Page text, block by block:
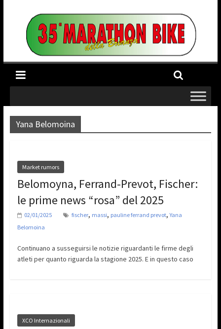
Yana Belomoina
Market rumors
Belomoyna, Ferrand-Prevot, Fischer:
le prime news “rosa” del 2025
02/01/2025 fischer, massi, pauline ferrand prevot,Yana
Belomoina
Continuano a susseguirsi le notizie riguardanti le firme degli
atleti per quanto riguarda la stagione 2025. E in questo caso
XCO Internazionali